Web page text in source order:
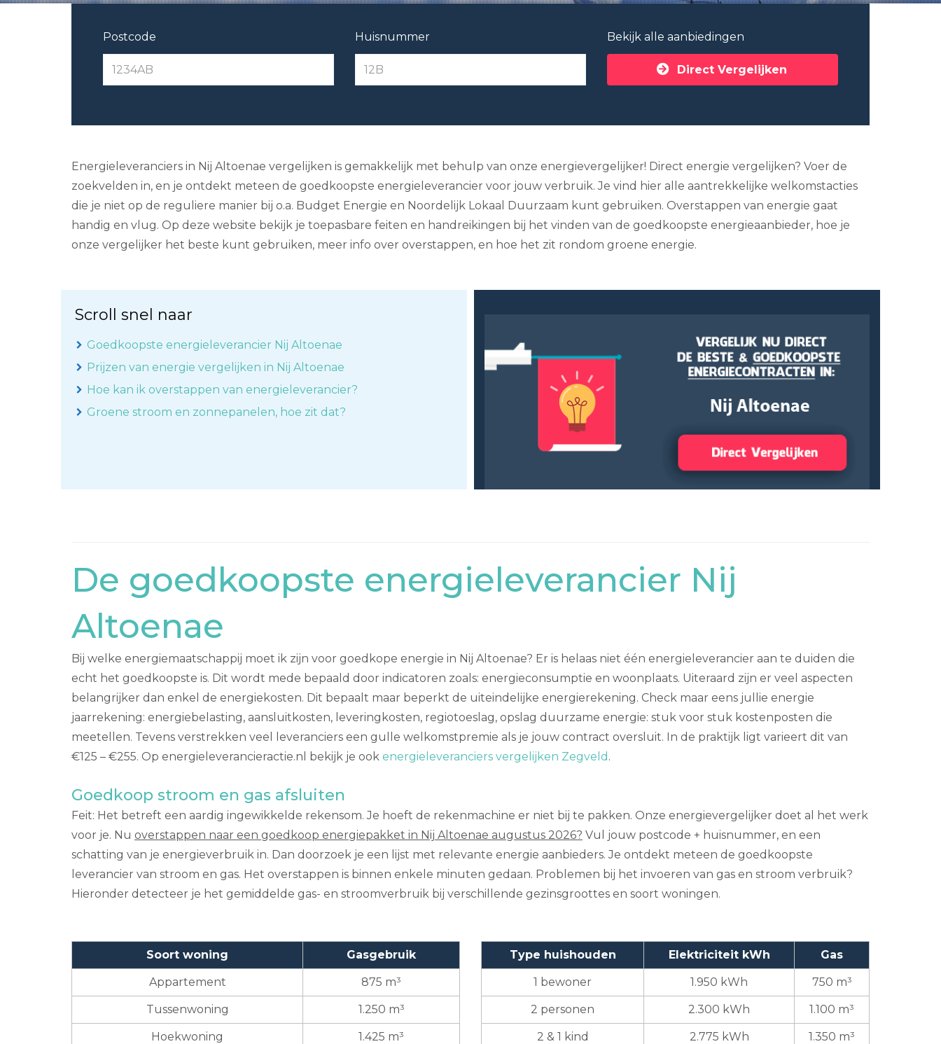
Postcode Huisnummer Bekijk alle aanbiedingen
Direct Vergelijken
Energieleveranciers in Nij Altoenae vergelijken is gemakkelijk met behulp van onze energievergelijker! Direct energie vergelijken? Voer de
zoekvelden in, en je ontdekt meteen de goedkoopste energieleverancier voor jouw verbruik. Je vind hier alle aantrekkelijke welkomstacties
die je niet op de reguliere manier bij o.a. Budget Energie en Noordelijk Lokaal Duurzaam kunt gebruiken. Overstappen van energie gaat
handig en vlug. Op deze website bekijk je toepasbare feiten en handreikingen bij het vinden van de goedkoopste energieaanbieder, hoe je
onze vergelijker het beste kunt gebruiken, meer info over overstappen, en hoe het zit rondom groene energie.
Scroll snel naar
Goedkoopste energieleverancier Nij Altoenae
Prijzen van energie vergelijken in Nij Altoenae
Hoe kan ik overstappen van energieleverancier?
Groene stroom en zonnepanelen, hoe zit dat?
De goedkoopste energieleverancier Nij
Altoenae
Bij welke energiemaatschappij moet ik zijn voor goedkope energie in Nij Altoenae? Er is helaas niet één energieleverancier aan te duiden die
echt het goedkoopste is. Dit wordt mede bepaald door indicatoren zoals: energieconsumptie en woonplaats. Uiteraard zijn er veel aspecten
belangrijker dan enkel de energiekosten. Dit bepaalt maar beperkt de uiteindelijke energierekening. Check maar eens jullie energie
jaarrekening: energiebelasting, aansluitkosten, leveringkosten, regiotoeslag, opslag duurzame energie: stuk voor stuk kostenposten die
meetellen. Tevens verstrekken veel leveranciers een gulle welkomstpremie als je jouw contract oversluit. In de praktijk ligt varieert dit van
€125 – €255. Op energieleverancieractie.nl bekijk je ook energieleveranciers vergelijken Zegveld .
Goedkoop stroom en gas afsluiten
Feit: Het betreft een aardig ingewikkelde rekensom. Je hoeft de rekenmachine er niet bij te pakken. Onze energievergelijker doet al het werk
voor je. Nu overstappen naar een goedkoop energiepakket in Nij Altoenae augustus 2026? Vul jouw postcode + huisnummer, en een
schatting van je energieverbruik in. Dan doorzoek je een lijst met relevante energie aanbieders. Je ontdekt meteen de goedkoopste
leverancier van stroom en gas. Het overstappen is binnen enkele minuten gedaan. Problemen bij het invoeren van gas en stroom verbruik?
Hieronder detecteer je het gemiddelde gas- en stroomverbruik bij verschillende gezinsgroottes en soort woningen.
Soort woning Gasgebruik
Appartement 875 m³
Tussenwoning 1.250 m³
Hoekwoning 1.425 m³
Type huishouden Elektriciteit kWh Gas
1 bewoner 1.950 kWh 750 m³
2 personen 2.300 kWh 1.100 m³
2 & 1 kind 2.775 kWh 1.350 m³